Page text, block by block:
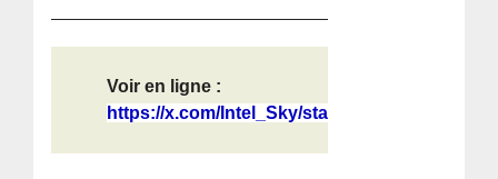
Voir en ligne :
https://x.com/Intel_Sky/status/2034...